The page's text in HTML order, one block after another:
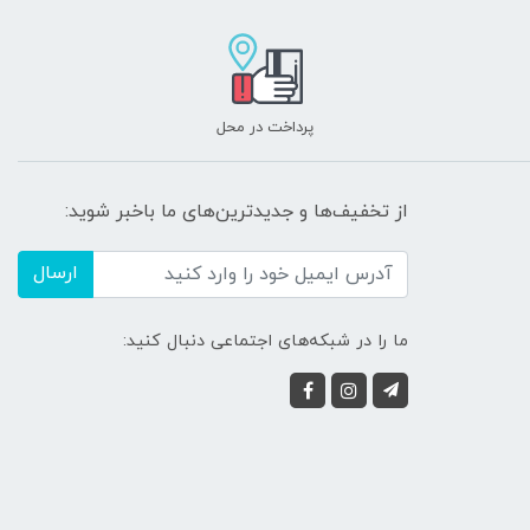
پرداخت در محل
از تخفیف‌ها و جدیدترین‌های ما باخبر شوید:
ارسال
ما را در شبکه‌های اجتماعی دنبال کنید: